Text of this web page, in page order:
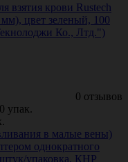
взятия крови Rustech
цвет зеленый, 100
Ко., Лтд.")
0 отзывов
упак.
в малые вены)
однократного
упаковка, КНР